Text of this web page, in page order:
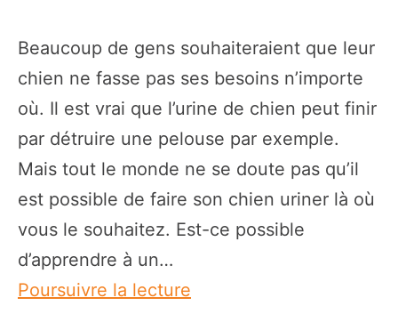
Beaucoup de gens souhaiteraient que leur
chien ne fasse pas ses besoins n’importe
où. Il est vrai que l’urine de chien peut finir
par détruire une pelouse par exemple.
Mais tout le monde ne se doute pas qu’il
est possible de faire son chien uriner là où
vous le souhaitez. Est-ce possible
d’apprendre à un…
Poursuivre la lecture